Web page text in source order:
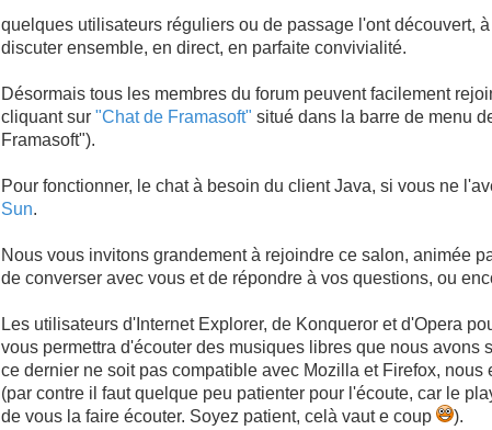
quelques utilisateurs réguliers ou de passage l'ont découvert,
discuter ensemble, en direct, en parfaite convivialité.
Désormais tous les membres du forum peuvent facilement
cliquant sur "Chat de Framasoft" situé dans la barre de menu
Framasoft").
Pour fonctionner, le chat à besoin du client Java, si vous ne
Sun.
Nous vous invitons grandement à rejoindre ce salon, animée
de converser avec vous et de répondre à vos questions, ou
Les utilisateurs d'Internet Explorer, de Konqueror et d'Opera
vous permettra d'écouter des musiques libres que nous avons
ce dernier ne soit pas compatible avec Mozilla et Firefox,
(par contre il faut quelque peu patienter pour l'écoute, car le
de vous la faire écouter. Soyez patient, celà vaut e coup
).